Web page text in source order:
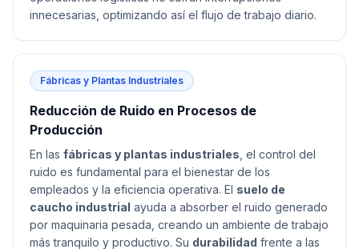
innecesarias, optimizando así el flujo de trabajo diario.
Fábricas y Plantas Industriales
Reducción de Ruido en Procesos de
Producción
En las fábricas y plantas industriales , el control del
ruido es fundamental para el bienestar de los
empleados y la eficiencia operativa. El suelo de
caucho industrial ayuda a absorber el ruido generado
por maquinaria pesada, creando un ambiente de trabajo
más tranquilo y productivo. Su durabilidad frente a las